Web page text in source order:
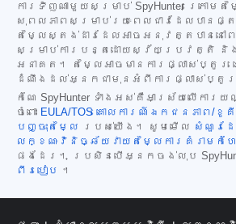
ការទិញណាមួយសម្រាប់ SpyHunter ក្រោមត
សុពលភាពសម្រាប់រយៈពេលជាវដែលបានផ្
តម្លៃស្តង់ដារដែលអាចអនុវត្តបាននៅ
សម្រាប់ការបន្តដោយស្វ័យប្រវត្តិ និង/
អនាគត។ តម្លៃអាចមានការផ្លាស់ប្តូរ ទ
ដំណឹងដល់អ្នកជាមុនអំពីការផ្លាស់ប្តូរ
កំណែ SpyHunter ទាំងអស់គឺអាស្រ័យលើក
ចំពោះ EULA/TOS គោលការណ៍ឯកជនភាព/ខូគី
បញ្ចុះតម្លៃ
របស់យើង។ សូមមើល សំណួរដ
លក្ខណៈវិនិច្ឆ័យវាយតម្លៃការគំរាមកំហ
ផងដែរ។ ប្រសិនបើអ្នកចង់លុប
ពីរបៀប ។